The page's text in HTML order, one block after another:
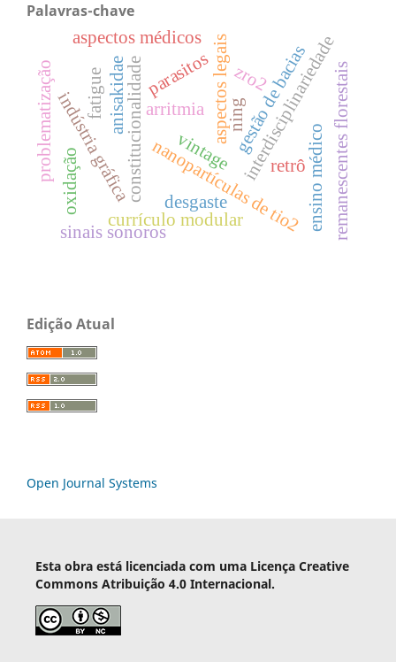
Palavras-chave
nanopartículas de tio2
ning
constitucionalidade aspectos legais
aspectos médicos interdisciplinariedade
desgaste
vintage retrô
currículo modular
arritmia
indústria gráfica gestão de bacias remanescentes florestais
sinais sonoros
ensino médico
problematização anisakidae parasitos zro2
fatigue
oxidação
Edição Atual
Open Journal Systems
Esta obra está licenciada com uma Licença Creative
Commons Atribuição 4.0 Internacional.